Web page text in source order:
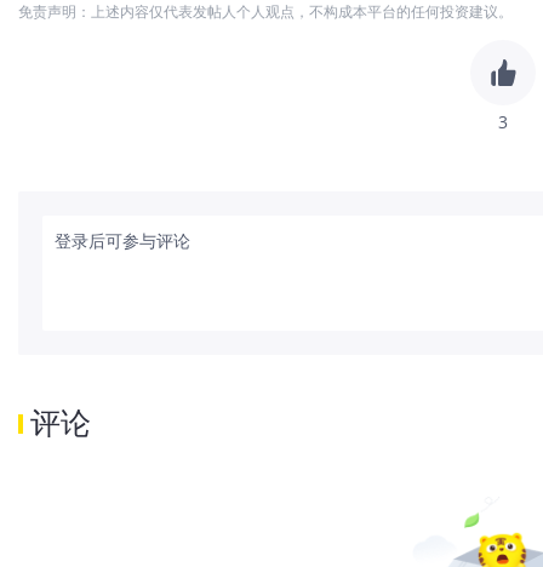
免责声明：上述内容仅代表发帖人个人观点，不构成本平台的任何投资建议。
3
登录后可参与评论
评论